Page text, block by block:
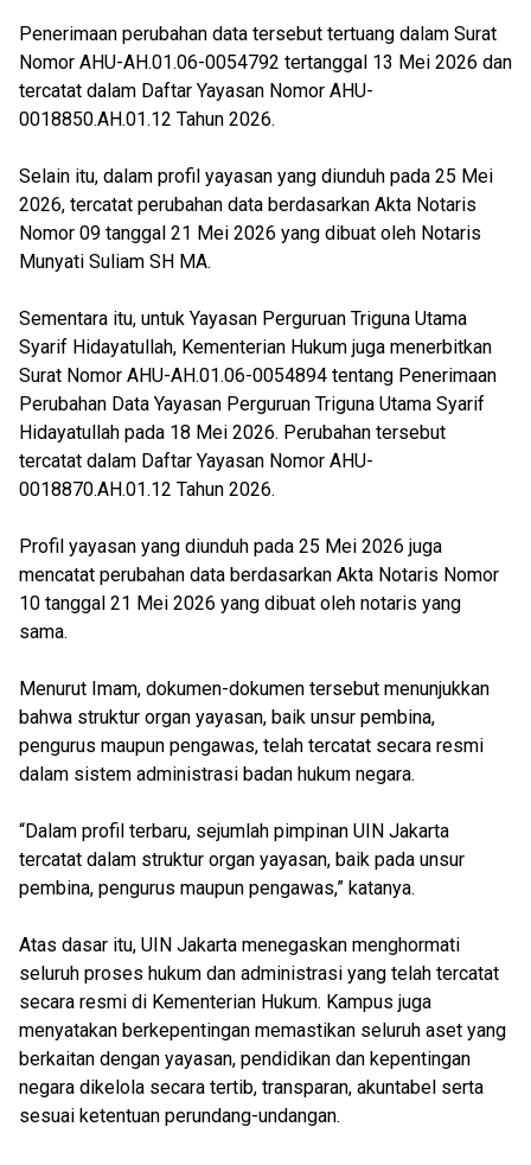
Penerimaan perubahan data tersebut tertuang dalam Surat
Nomor AHU-AH.01.06-0054792 tertanggal 13 Mei 2026 dan
tercatat dalam Daftar Yayasan Nomor AHU-
0018850.AH.01.12 Tahun 2026.
Selain itu, dalam profil yayasan yang diunduh pada 25 Mei
2026, tercatat perubahan data berdasarkan Akta Notaris
Nomor 09 tanggal 21 Mei 2026 yang dibuat oleh Notaris
Munyati Suliam SH MA.
Sementara itu, untuk Yayasan Perguruan Triguna Utama
Syarif Hidayatullah, Kementerian Hukum juga menerbitkan
Surat Nomor AHU-AH.01.06-0054894 tentang Penerimaan
Perubahan Data Yayasan Perguruan Triguna Utama Syarif
Hidayatullah pada 18 Mei 2026. Perubahan tersebut
tercatat dalam Daftar Yayasan Nomor AHU-
0018870.AH.01.12 Tahun 2026.
Profil yayasan yang diunduh pada 25 Mei 2026 juga
mencatat perubahan data berdasarkan Akta Notaris Nomor
10 tanggal 21 Mei 2026 yang dibuat oleh notaris yang
sama.
Menurut Imam, dokumen-dokumen tersebut menunjukkan
bahwa struktur organ yayasan, baik unsur pembina,
pengurus maupun pengawas, telah tercatat secara resmi
dalam sistem administrasi badan hukum negara.
“Dalam profil terbaru, sejumlah pimpinan UIN Jakarta
tercatat dalam struktur organ yayasan, baik pada unsur
pembina, pengurus maupun pengawas,” katanya.
Atas dasar itu, UIN Jakarta menegaskan menghormati
seluruh proses hukum dan administrasi yang telah tercatat
secara resmi di Kementerian Hukum. Kampus juga
menyatakan berkepentingan memastikan seluruh aset yang
berkaitan dengan yayasan, pendidikan dan kepentingan
negara dikelola secara tertib, transparan, akuntabel serta
sesuai ketentuan perundang-undangan.